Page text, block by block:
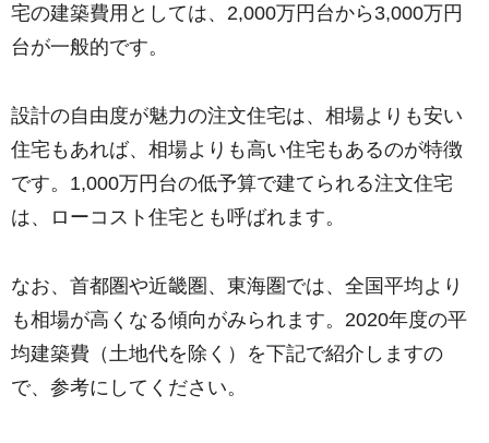
宅の建築費用としては、2,000万円台から3,000万円
台が一般的です。
設計の自由度が魅力の注文住宅は、相場よりも安い
住宅もあれば、相場よりも高い住宅もあるのが特徴
です。1,000万円台の低予算で建てられる注文住宅
は、ローコスト住宅とも呼ばれます。
なお、首都圏や近畿圏、東海圏では、全国平均より
も相場が高くなる傾向がみられます。2020年度の平
均建築費（土地代を除く）を下記で紹介しますの
で、参考にしてください。